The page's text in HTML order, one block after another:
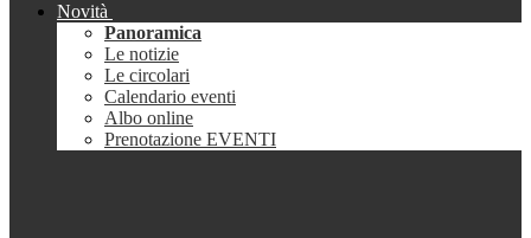
Novità
Panoramica
Le notizie
Le circolari
Calendario eventi
Albo online
Prenotazione EVENTI